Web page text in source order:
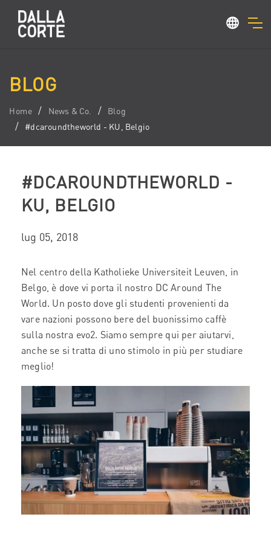
BLOG
Home News & Co.
Blog
#dcaroundtheworld - KU, Belgio
#DCAROUNDTHEWORLD -
KU, BELGIO
lug 05, 2018
Nel centro della Katholieke Universiteit Leuven, in
Belgo, è dove vi porta il nostro DC Around The
World. Un posto dove gli studenti provenienti da
vare nazioni possono bere del buonissimo caffè
sulla nostra evo2. Siamo sempre qui per aiutarvi,
anche se si tratta di uno stimolo in più per studiare
meglio!